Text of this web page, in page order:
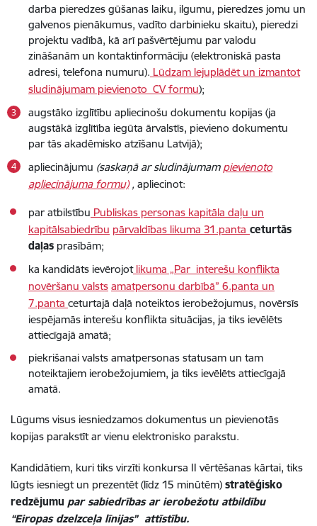
darba pieredzes gūšanas laiku, ilgumu, pieredzes jomu un
galvenos pienākumus, vadīto darbinieku skaitu), pieredzi
projektu vadībā, kā arī pašvērtējumu par valodu
zināšanām un kontaktinformāciju (elektroniskā pasta
adresi, telefona numuru). Lūdzam lejuplādēt un izmantot
sludinājumam pievienoto CV formu);
augstāko izglītību apliecinošu dokumentu kopijas (ja
augstākā izglītība iegūta ārvalstīs, pievieno dokumentu
par tās akadēmisko atzīšanu Latvijā);
apliecinājumu (saskaņā ar sludinājumam pievienoto
apliecinājuma formu), apliecinot:
par atbilstību Publiskas personas kapitāla daļu un
kapitālsabiedrību pārvaldības likuma 31.panta ceturtās
daļas prasībām;
ka kandidāts ievērojotlikuma „Par interešu konflikta
novēršanu valsts amatpersonu darbībā” 6.panta un
7.panta ceturtajā daļā noteiktos ierobežojumus, novērsīs
iespējamās interešu konflikta situācijas, ja tiks ievēlēts
attiecīgajā amatā;
piekrišanai valsts amatpersonas statusam un tam
noteiktajiem ierobežojumiem, ja tiks ievēlēts attiecīgajā
amatā.
Lūgums visus iesniedzamos dokumentus un pievienotās
kopijas parakstīt ar vienu elektronisko parakstu.
Kandidātiem, kuri tiks virzīti konkursa II vērtēšanas kārtai, tiks
lūgts iesniegt un prezentēt (līdz 15 minūtēm) stratēģisko
redzējumu par sabiedrības ar ierobežotu atbildību
“Eiropas dzelzceļa līnijas” attīstību.